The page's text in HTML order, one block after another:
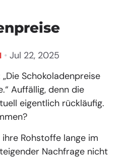
• Jul 22, 2025
Schokoladenpreise
Auffällig, denn die
eigentlich rückläufig.
Rohstoffe lange im
Nachfrage nicht